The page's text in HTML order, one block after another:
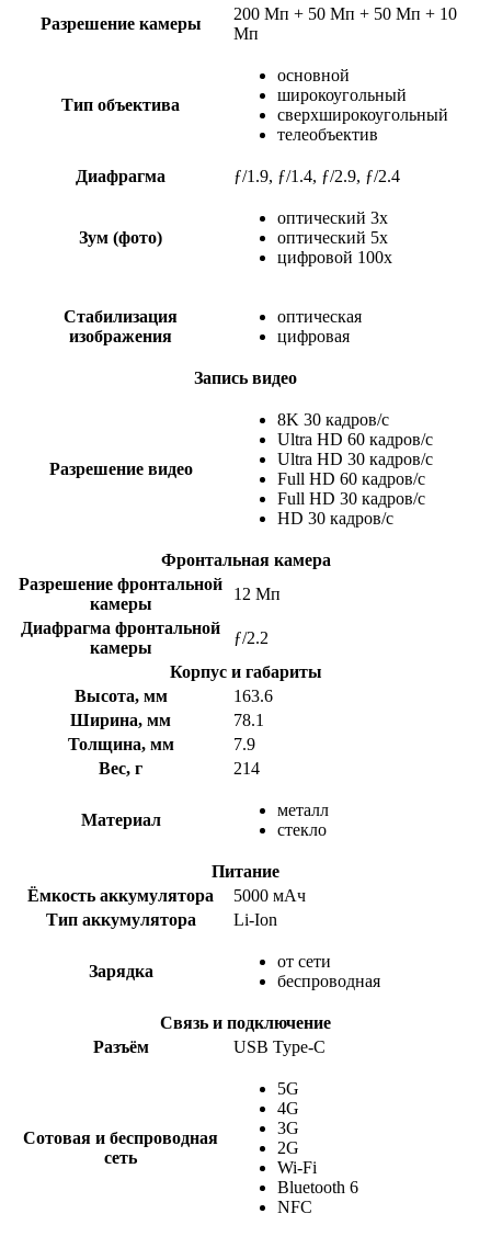
Разрешение камеры
200 Мп + 50 Мп + 50 Мп + 10
Мп
Тип объектива
основной
широкоугольный
сверхширокоугольный
телеобъектив
Диафрагма ƒ/1.9, ƒ/1.4, ƒ/2.9, ƒ/2.4
Зум (фото)
оптический 3x
оптический 5x
цифровой 100x
Стабилизация
изображения
оптическая
цифровая
Запись видео
Разрешение видео
8K 30 кадров/с
Ultra HD 60 кадров/с
Ultra HD 30 кадров/с
Full HD 60 кадров/с
Full HD 30 кадров/с
HD 30 кадров/с
Фронтальная камера
Разрешение фронтальной
камеры
12 Мп
Диафрагма фронтальной
камеры
ƒ/2.2
Корпус и габариты
Высота, мм
163.6
Ширина, мм
78.1
Толщина, мм
7.9
Вес, г
214
Материал
металл
стекло
Питание
Ёмкость аккумулятора
5000 мАч
Тип аккумулятора
Li-Ion
Зарядка
от сети
беспроводная
Связь и подключение
Разъём
USB Type-C
Сотовая и беспроводная
сеть
5G
4G
3G
2G
Wi-Fi
Bluetooth 6
NFC